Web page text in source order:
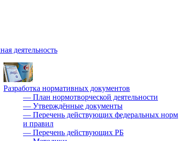
деятельность
Разработка нормативных документов
— План нормотворческой деятельности
— Утверждённые документы
— Перечень действующих федеральных норм
и правил
— Перечень действующих РБ